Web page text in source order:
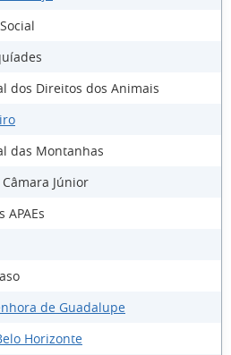
dos Direitos dos Animais
das Montanhas
Júnior
APAEs
de Guadalupe
Horizonte